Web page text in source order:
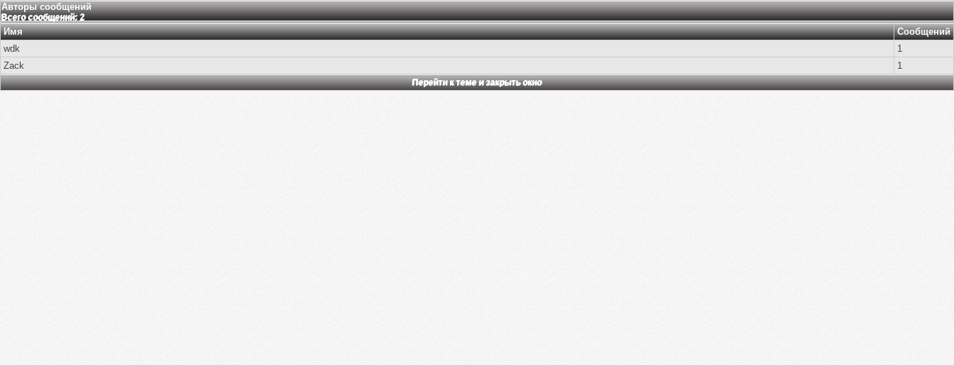
Авторы сообщений
Всего сообщений: 2
Имя
Сообщений
wdk
1
Zack
1
Перейти к теме и закрыть окно